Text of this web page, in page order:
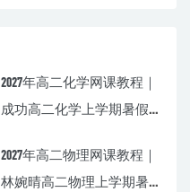
2027年高二化学网课教程｜
成功高二化学上学期暑假
2027年高二物理网课教程｜
林婉晴高二物理上学期暑